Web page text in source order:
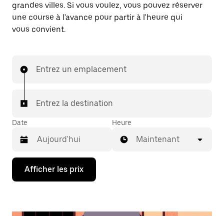
grandes villes. Si vous voulez, vous pouvez réserver
une course à l'avance pour partir à l'heure qui
vous convient.
Entrez un emplacement
Entrez la destination
Date
Appuyez
la
Heure
Maintenant
Afficher les prix